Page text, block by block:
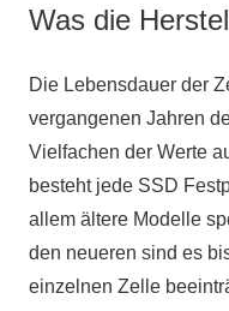
Was die
Die Lebensdauer der
vergangenen Jahren
Vielfachen der Werte
besteht jede SSD
allem ältere Modelle
den neueren sind es
einzelnen Zelle